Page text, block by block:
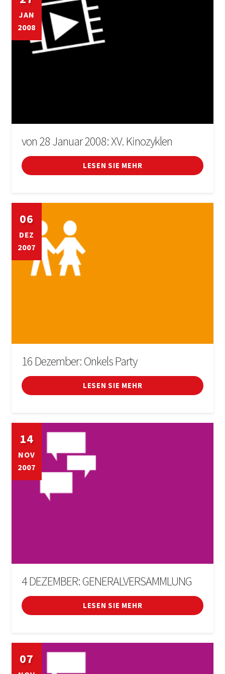
JAN
2008
von 28 Januar 2008: XV. Kinozyklen
LESEN SIE MEHR
06
DEZ
2007
16 Dezember: Onkels Party
LESEN SIE MEHR
14
NOV
2007
4 DEZEMBER: GENERALVERSAMMLUNG
LESEN SIE MEHR
07